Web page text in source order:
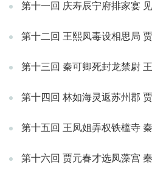
第十一回 庆寿辰宁府排家宴
第十二回 王熙凤毒设相思局
第十三回 秦可卿死封龙禁尉
第十四回 林如海灵返苏州郡
第十五回 王凤姐弄权铁槛寺
第十六回 贾元春才选凤藻宫